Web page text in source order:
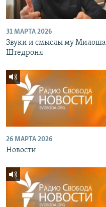
31 МАРТА 2026
Звуки и смыслы му Милоша
Штедроня
26 МАРТА 2026
Новости